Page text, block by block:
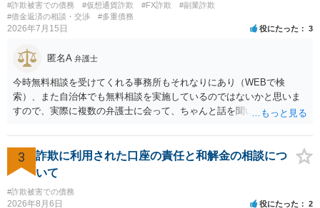
#詐欺被害での債務 #仮想通貨詐欺 #FX詐欺
#副業詐欺
#借金返済の相談・交渉
#多重債務
2026年7月15日 役にたった 3
匿名A 弁護士
今時無料相談を受けてくれる事務所もそれなりにあり（WEBで検
索）、また自治体でも無料相談を実施しているのではないかと思いま
すので、実際に複数の弁護士に会って、ちゃんと話を聞いてくれる
はそもそも事案を把握できていないようですので、御相談の案件につ
いては弁護士として能力不足なのかもしれません。相手にしない方が
良いと思います。ただ、仮想通貨詐欺の被害回復は現実的には難しい
3
詐欺に利用された口座の責任と和解金の相談につ
いて
#詐欺被害での債務
2026年8月6日 役にたった 2